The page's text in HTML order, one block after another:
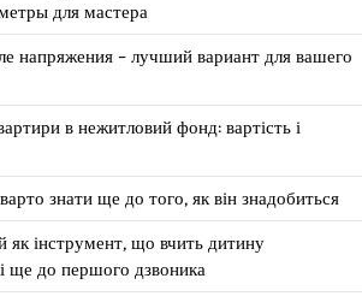
для мастера
напряжения – лучший вариант для вашего
в нежитловий фонд: вартість і
знати ще до того, як він знадобиться
як інструмент, що вчить дитину
ще до першого дзвоника